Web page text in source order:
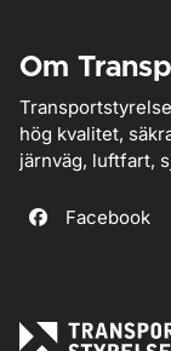
Om
hög kvalitet,
järnväg, luftfart,
Facebook